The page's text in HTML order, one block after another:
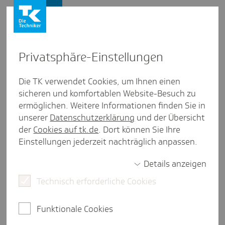
Video
SV-Melde­portal kurz & kompakt
(19.10.2023)
Play
Privat­sphäre-Einstel­lungen
Die TK verwendet Cookies, um Ihnen einen
sicheren und komfortablen Website-Besuch zu
ermöglichen. Weitere Informationen finden Sie in
unserer Datenschutzerklärung und der Übersicht
der Cookies auf tk.de. Dort können Sie Ihre
Einstellungen jederzeit nachträglich anpassen.
Details anzeigen
Technisch erforderliche Cookies
Funktionale Cookies